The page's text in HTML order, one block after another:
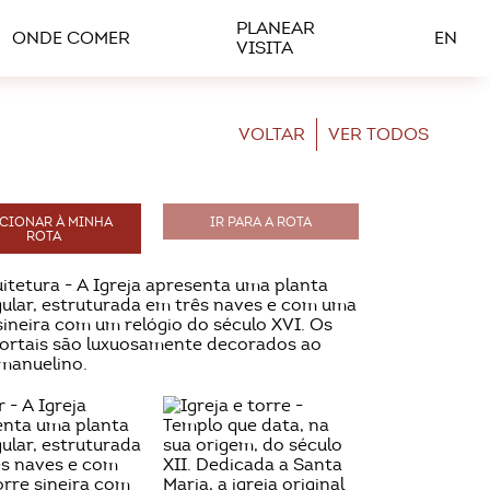
ONDE COMER
PLANEAR
VISITA
EN
VOLTAR VER TODOS
À MINHA
ROTA
IR PARA A ROTA